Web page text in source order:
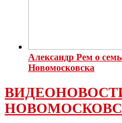
Александр Рем о
Новомосковска